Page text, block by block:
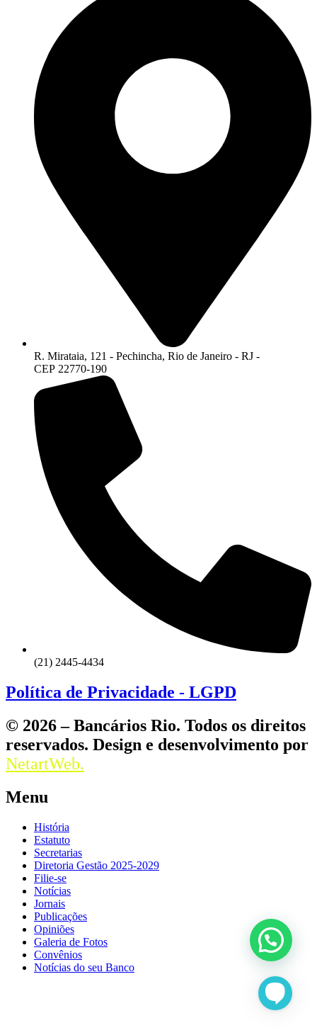
R. Mirataia, 121 - Pechincha, Rio de Janeiro - RJ -
CEP 22770-190
(21) 2445-4434
Política de Privacidade - LGPD
© 2026 – Bancários Rio. Todos os direitos
reservados. Design e desenvolvimento por
NetartWeb.
Menu
História
Estatuto
Secretarias
Diretoria Gestão 2025-2029
Filie-se
Notícias
Jornais
Publicações
Opiniões
Galeria de Fotos
Convênios
Notícias do seu Banco